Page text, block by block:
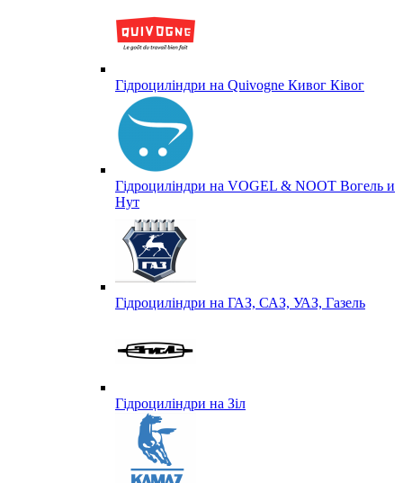
Гідроциліндри на Quivogne Кивог Ківог
Гідроциліндри на VOGEL & NOOT Вогель и
Нут
Гідроциліндри на ГАЗ, САЗ, УАЗ, Газель
Гідроциліндри на Зіл